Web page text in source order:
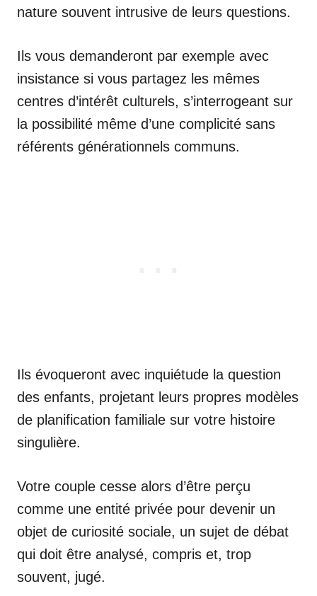
nature souvent intrusive de leurs questions.
Ils vous demanderont par exemple avec
insistance si vous partagez les mêmes
centres d’intérêt culturels, s’interrogeant sur
la possibilité même d’une complicité sans
référents générationnels communs.
Ils évoqueront avec inquiétude la question
des enfants, projetant leurs propres modèles
de planification familiale sur votre histoire
singulière.
Votre couple cesse alors d’être perçu
comme une entité privée pour devenir un
objet de curiosité sociale, un sujet de débat
qui doit être analysé, compris et, trop
souvent, jugé.